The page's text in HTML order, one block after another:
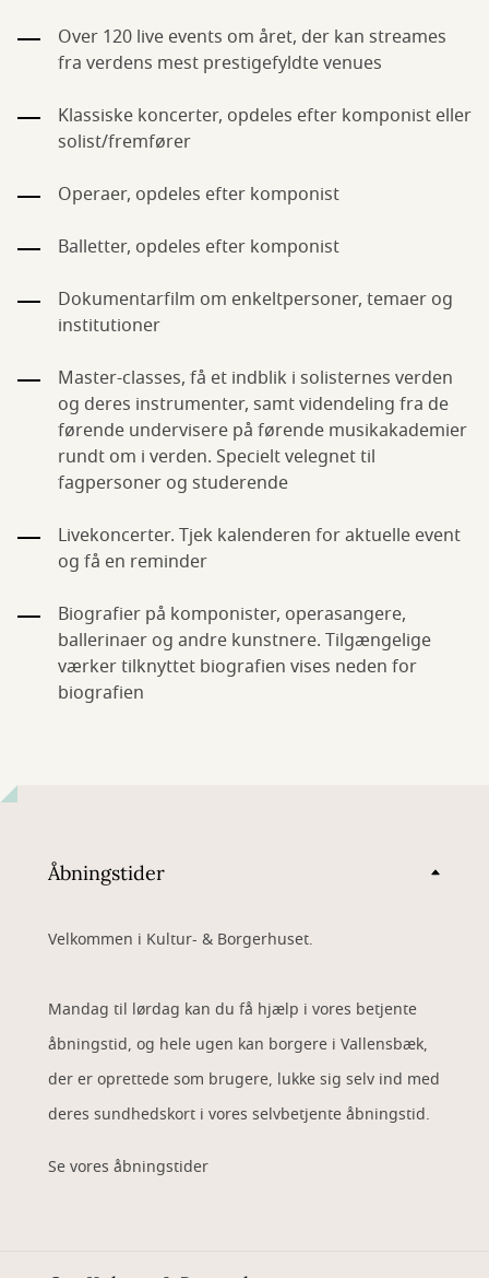
Over 120 live events om året, der kan streames
fra verdens mest prestigefyldte venues
Klassiske koncerter, opdeles efter komponist eller
solist/fremfører
Operaer, opdeles efter komponist
Balletter, opdeles efter komponist
Dokumentarfilm om enkeltpersoner, temaer og
institutioner
Master-classes, få et indblik i solisternes verden
og deres instrumenter, samt videndeling fra de
førende undervisere på førende musikakademier
rundt om i verden. Specielt velegnet til
fagpersoner og studerende
Livekoncerter. Tjek kalenderen for aktuelle event
og få en reminder
Biografier på komponister, operasangere,
ballerinaer og andre kunstnere. Tilgængelige
værker tilknyttet biografien vises neden for
biografien
Åbningstider
Velkommen i Kultur- & Borgerhuset.
Mandag til lørdag kan du få hjælp i vores betjente
åbningstid, og hele ugen kan borgere i Vallensbæk,
der er oprettede som brugere, lukke sig selv ind med
deres sundhedskort i vores selvbetjente åbningstid.
Se vores åbningstider